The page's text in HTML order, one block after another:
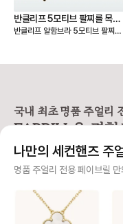
반클리프 5모티브 팔찌를 목걸
이로 만들기 - 실착비교, 연장체
반클리프 알함브라 5모티브 팔찌를
10모티브 목걸이가 하나 더 생긴 기
프 팔찌를 목걸이로 바꾸는 방법
1️⃣ 6모티브 목걸이 반클리프 알함브
팔찌 + 알함브라 빈티지 목걸이) -
걸어주세요. - 목걸이 고리를 → 팔
인으로 5모티브 목걸이 - 연장체인
을 별도로 구매, 팔찌에 연결하여 목
걸이로 활용해요. 반클리프 5모티브
국내 최초 명품 주얼리
FABRILL을 경
사기 걱정 없는 안전
니면 반환해 드려요.
나만의 세컨핸즈 주
명품 주얼리 전용 페이브릴 만